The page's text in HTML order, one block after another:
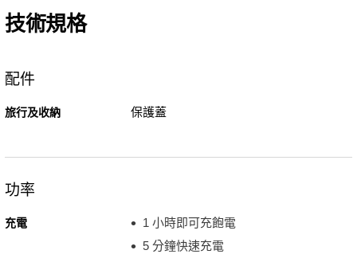
技術規格
配件
旅行及收納 保護蓋
功率
充電
1 小時即可充飽電
5 分鐘快速充電